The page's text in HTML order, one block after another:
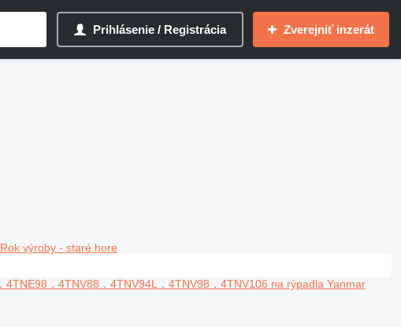
Prihlásenie / Registrácia Zverejniť inzerát
Rok výroby - staré hore